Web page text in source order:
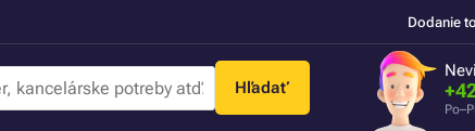
Dodanie
Hľadať